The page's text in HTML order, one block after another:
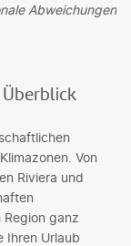
Abweichungen
Überblick
Von
Riviera und
ganz
Ihren Urlaub